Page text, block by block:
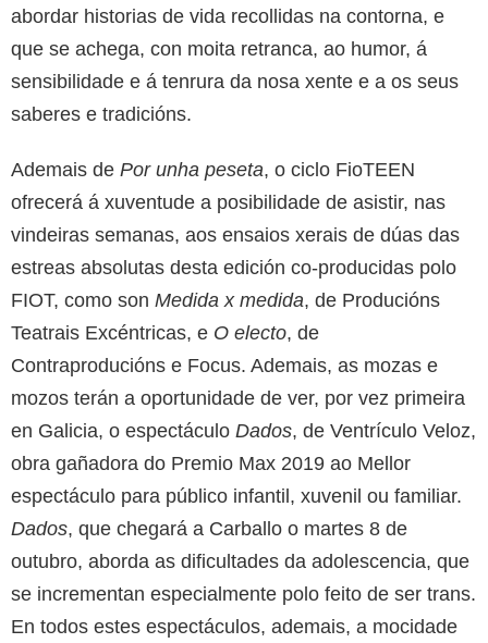
abordar historias de vida recollidas na contorna, e
que se achega, con moita retranca, ao humor, á
sensibilidade e á tenrura da nosa xente e a os seus
saberes e tradicións.
Ademais de Por unha peseta, o ciclo FioTEEN
ofrecerá á xuventude a posibilidade de asistir, nas
vindeiras semanas, aos ensaios xerais de dúas das
estreas absolutas desta edición co-producidas polo
FIOT, como son Medida x medida, de Producións
Teatrais Excéntricas, e O electo, de
Contraproducións e Focus. Ademais, as mozas e
mozos terán a oportunidade de ver, por vez primeira
en Galicia, o espectáculo Dados, de Ventrículo Veloz,
obra gañadora do Premio Max 2019 ao Mellor
espectáculo para público infantil, xuvenil ou familiar.
Dados, que chegará a Carballo o martes 8 de
outubro, aborda as dificultades da adolescencia, que
se incrementan especialmente polo feito de ser trans.
En todos estes espectáculos, ademais, a mocidade